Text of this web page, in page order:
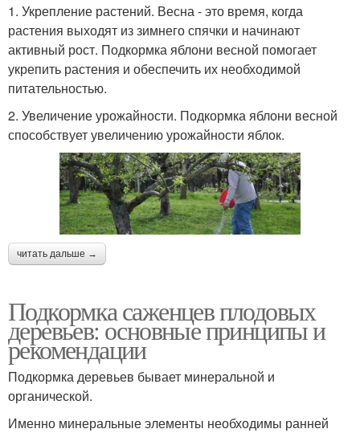
1. Укрепление растений. Весна - это время, когда
растения выходят из зимнего спячки и начинают
активный рост. Подкормка яблони весной помогает
укрепить растения и обеспечить их необходимой
питательностью.
2. Увеличение урожайности. Подкормка яблони весной
способствует увеличению урожайности яблок.
читать дальше →
Подкормка саженцев плодовых
деревьев: основные принципы и
рекомендации
Подкормка деревьев бывает минеральной и
органической.
Именно минеральные элементы необходимы ранней